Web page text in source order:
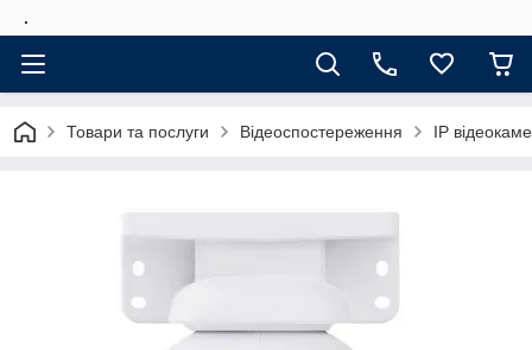
.
Товари та послуги Відеоспостереження IP